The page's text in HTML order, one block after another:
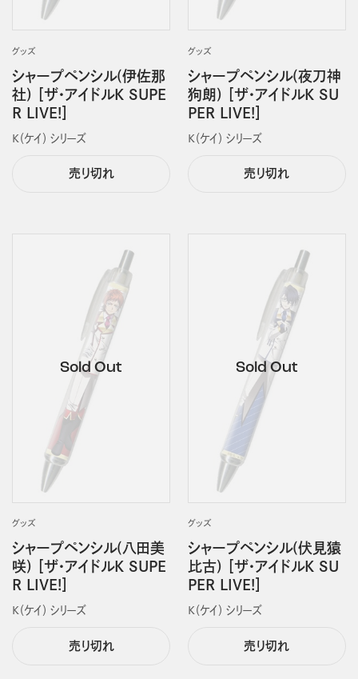
グッズ
シャープペンシル(伊佐那
社) ［ザ・アイドルK SUPE
R LIVE!］
Ｋ（ケイ） シリーズ
売り切れ
グッズ
シャープペンシル(夜刀神
狗朗) ［ザ・アイドルK SU
PER LIVE!］
Ｋ（ケイ） シリーズ
売り切れ
グッズ
シャープペンシル(八田美
咲) ［ザ・アイドルK SUPE
R LIVE!］
Ｋ（ケイ） シリーズ
売り切れ
グッズ
シャープペンシル(伏見猿
比古) ［ザ・アイドルK SU
PER LIVE!］
Ｋ（ケイ） シリーズ
売り切れ